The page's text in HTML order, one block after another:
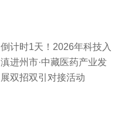
倒计时1天！2026年科技入
滇进州市·中藏医药产业发
展双招双引对接活动